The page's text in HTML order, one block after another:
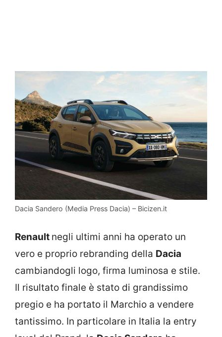
Dacia Sandero (Media Press Dacia) – Bicizen.it
Renault negli ultimi anni ha operato un
vero e proprio rebranding della Dacia
cambiandogli logo, firma luminosa e stile.
Il risultato finale è stato di grandissimo
pregio e ha portato il Marchio a vendere
tantissimo. In particolare in Italia la entry